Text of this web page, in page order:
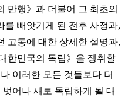
만행》과 더불어 그 최초의
를 빼앗기게 된 전후 사정과,
고통에 대한 상세한 설명과,
한민국의 독립》을 쟁취할
이러한 모든 것들보다 더
어나 새로 독립하게 될 대